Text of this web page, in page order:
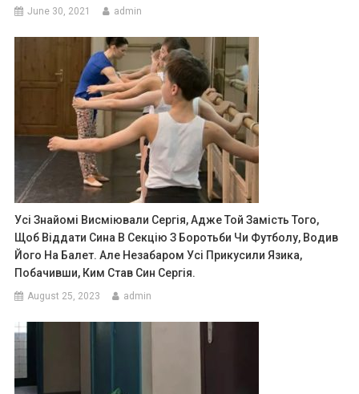
June 30, 2021 admin
Усі Знайомі Висміювали Сергія, Адже Той Замість Того,
Щоб Віддати Сина В Секцію З Боротьби Чи Футболу, Водив
Його На Балет. Але Незабаром Усі Прикусили Язика,
Побачивши, Ким Став Син Сергія.
August 25, 2023 admin